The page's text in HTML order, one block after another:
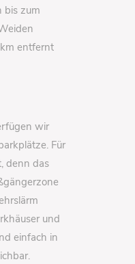
bis zum
entfernt
wir
Für
denn das
und
einfach in